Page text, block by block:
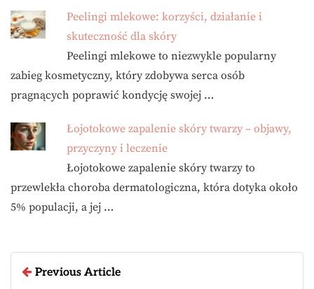
Peelingi mlekowe: korzyści, działanie i
skuteczność dla skóry
Peelingi mlekowe to niezwykle popularny
zabieg kosmetyczny, który zdobywa serca osób
pragnących poprawić kondycję swojej …
Łojotokowe zapalenie skóry twarzy – objawy,
przyczyny i leczenie
Łojotokowe zapalenie skóry twarzy to
przewlekła choroba dermatologiczna, która dotyka około
5% populacji, a jej …
Previous Article